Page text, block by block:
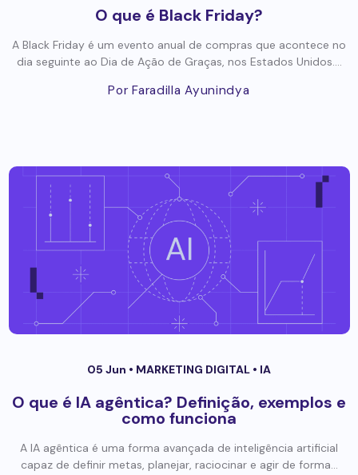
O que é Black Friday?
A Black Friday é um evento anual de compras que acontece no
dia seguinte ao Dia de Ação de Graças, nos Estados Unidos....
Por Faradilla Ayunindya
05 Jun • MARKETING DIGITAL • IA
O que é IA agêntica? Definição, exemplos e
como funciona
A IA agêntica é uma forma avançada de inteligência artificial
capaz de definir metas, planejar, raciocinar e agir de forma...